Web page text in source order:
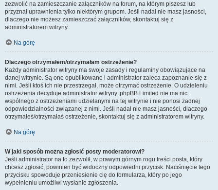
zezwolić na zamieszczanie załączników na forum, na którym piszesz lub
przyznał uprawnienia tylko niektórym grupom. Jeśli nadal nie masz jasności,
dlaczego nie możesz zamieszczać załączników, skontaktuj się z
administratorem witryny.
Na górę
Dlaczego otrzymałem/otrzymałam ostrzeżenie?
Każdy administrator witryny ma swoje zasady i regulaminy obowiązujące na
danej witrynie. Są one opublikowane i administrator zaleca zapoznanie się z
nimi. Jeśli ktoś ich nie przestrzegał, może otrzymać ostrzeżenie. O udzieleniu
ostrzeżenia decyduje administrator witryny. phpBB Limited nie ma nic
wspólnego z ostrzeżeniami udzielanymi na tej witrynie i nie ponosi żadnej
odpowiedzialności związanej z nimi. Jeśli nadal nie masz jasności, dlaczego
otrzymałeś/otrzymałaś ostrzeżenie, skontaktuj się z administratorem witryny.
Na górę
W jaki sposób można zgłosić posty moderatorowi?
Jeśli administrator na to zezwolił, w prawym górnym rogu treści posta, który
chcesz zgłosić, powinien być widoczny odpowiedni przycisk. Naciśnięcie tego
przycisku spowoduje przeniesienie cię do formularza, który po jego
wypełnieniu umożliwi wysłanie zgłoszenia.